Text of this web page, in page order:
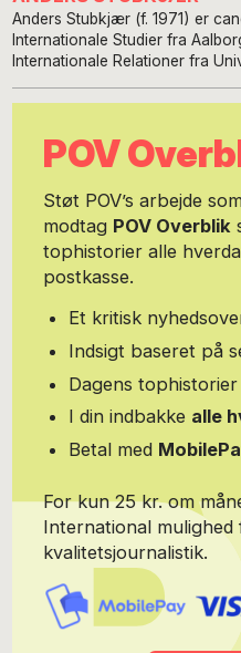
Anders Stubkjær (f. 1971) er
Internationale Studier fra
Internationale Relationer fra
Europa. Han er specialist i
East’ fra 2001 og ’Kampen om
er han lektor ved Sønderborg Statsskole.
POV
Støt POV’s arbejde
modtag POV Overblik
tophistorier alle
postkasse.
Et kritisk
Indsigt baseret på
Dagens
I din indbakke alle
Betal med
For kun 25 kr. om
International
kvalitetsjournalistik.